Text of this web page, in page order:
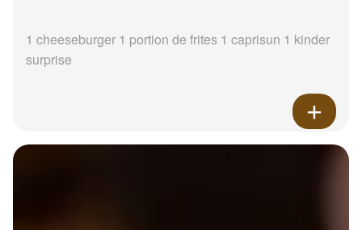
1 cheeseburger 1 portion de frites 1 caprisun 1 kinder
surprise